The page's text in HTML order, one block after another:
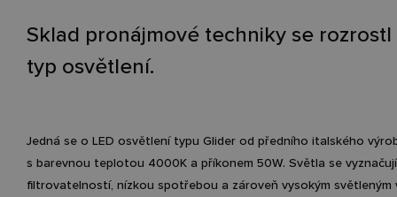
Sklad pronájmové techniky se
typ osvětlení.
Jedná se o LED osvětlení typu Glider od předního italského
s barevnou teplotou 4000K a příkonem 50W. Světla se
filtrovatelností, nízkou spotřebou a zároveň vysokým světleným